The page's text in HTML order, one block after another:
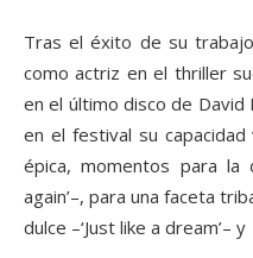
Tras el éxito de su trabajo
como actriz en el thriller
en el último disco de
en el festival su
épica, momentos para la
again’–, para una faceta
dulce –‘Just like a